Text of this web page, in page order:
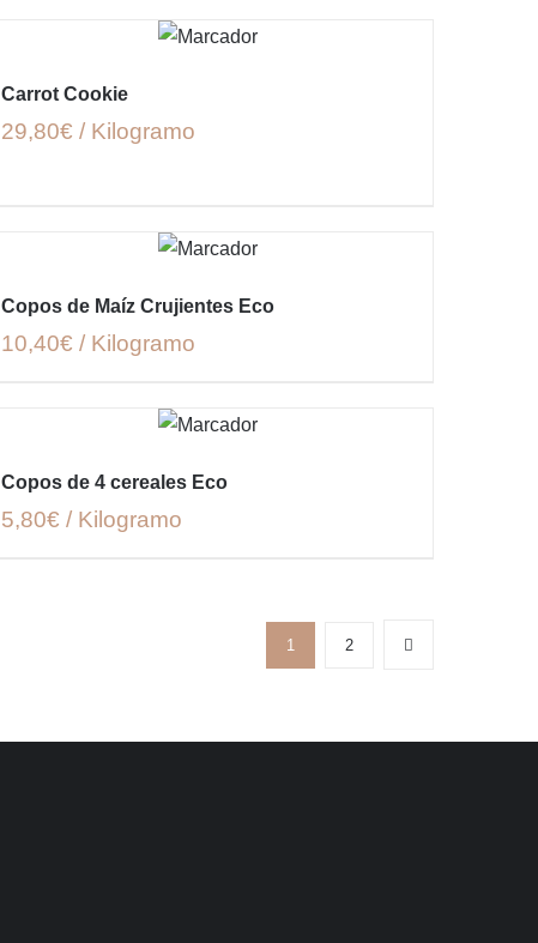
Carrot Cookie
29,80€ / Kilogramo
Copos de Maíz Crujientes Eco
10,40€ / Kilogramo
Copos de 4 cereales Eco
5,80€ / Kilogramo
1 2